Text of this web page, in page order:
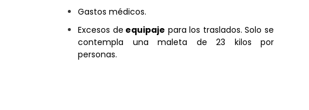
Gastos médicos.
Excesos de equipaje para los traslados. Solo se
contempla una maleta de 23 kilos por
personas.